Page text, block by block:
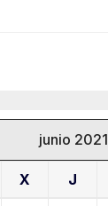
junio 2021
X J